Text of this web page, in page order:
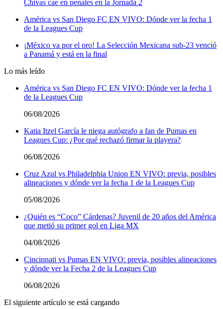
Chivas cae en penales en la Jornada 2
América vs San Diego FC EN VIVO: Dónde ver la fecha 1
de la Leagues Cup
¡México va por el oro! La Selección Mexicana sub-23 venció
a Panamá y está en la final
Lo más leído
América vs San Diego FC EN VIVO: Dónde ver la fecha 1
de la Leagues Cup
06/08/2026
Katia Itzel García le niega autógrafo a fan de Pumas en
Leagues Cup: ¿Por qué rechazó firmar la playera?
06/08/2026
Cruz Azul vs Philadelphia Union EN VIVO: previa, posibles
alineaciones y dónde ver la fecha 1 de la Leagues Cup
05/08/2026
¿Quién es “Coco” Cárdenas? Juvenil de 20 años del América
que metió su primer gol en Liga MX
04/08/2026
Cincinnati vs Pumas EN VIVO: previa, posibles alineaciones
y dónde ver la Fecha 2 de la Leagues Cup
06/08/2026
El siguiente artículo se está cargando